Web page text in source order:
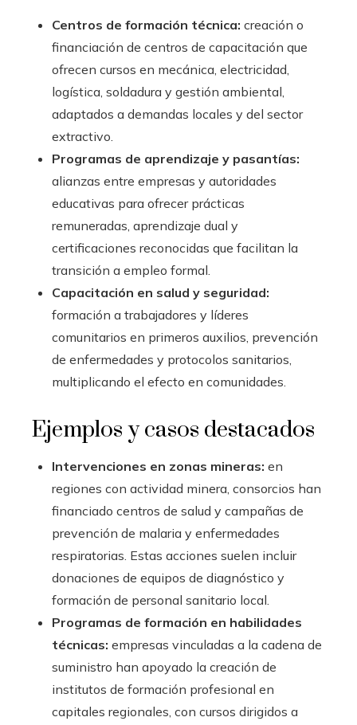
Centros de formación técnica: creación o
financiación de centros de capacitación que
ofrecen cursos en mecánica, electricidad,
logística, soldadura y gestión ambiental,
adaptados a demandas locales y del sector
extractivo.
Programas de aprendizaje y pasantías:
alianzas entre empresas y autoridades
educativas para ofrecer prácticas
remuneradas, aprendizaje dual y
certificaciones reconocidas que facilitan la
transición a empleo formal.
Capacitación en salud y seguridad:
formación a trabajadores y líderes
comunitarios en primeros auxilios, prevención
de enfermedades y protocolos sanitarios,
multiplicando el efecto en comunidades.
Ejemplos y casos destacados
Intervenciones en zonas mineras: en
regiones con actividad minera, consorcios han
financiado centros de salud y campañas de
prevención de malaria y enfermedades
respiratorias. Estas acciones suelen incluir
donaciones de equipos de diagnóstico y
formación de personal sanitario local.
Programas de formación en habilidades
técnicas: empresas vinculadas a la cadena de
suministro han apoyado la creación de
institutos de formación profesional en
capitales regionales, con cursos dirigidos a